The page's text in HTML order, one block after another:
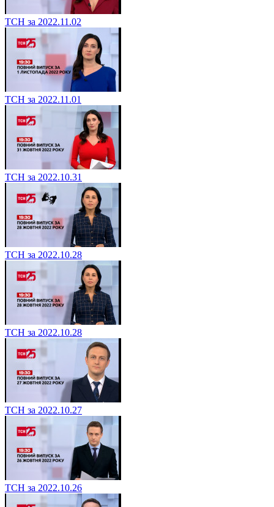
ТСН за 2022.11.02
ТСН за 2022.11.01
ТСН за 2022.10.31
ТСН за 2022.10.28
ТСН за 2022.10.28
ТСН за 2022.10.27
ТСН за 2022.10.26